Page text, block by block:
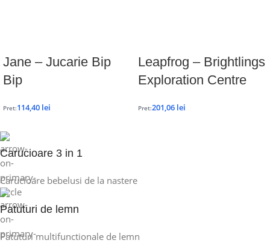
Jane – Jucarie Bip
Bip
Pret:114,40 lei
Leapfrog – Brightlings
Exploration Centre
Pret:201,06 lei
Carucioare 3 in 1
Carucioare bebelusi de la nastere
Patuturi de lemn
Patuturi multifunctionale de lemn